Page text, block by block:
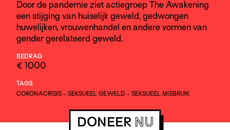
Door de pandemie ziet actiegroep The Awakening
een stijging van huiselijk geweld, gedwongen
huwelijken, vrouwenhandel en andere vormen van
gender gerelateerd geweld.
BEDRAG
€ 1000
TAGS
CORONACRISIS - SEKSUEEL GEWELD - SEKSUEEL MISBRUIK
DONEER NU